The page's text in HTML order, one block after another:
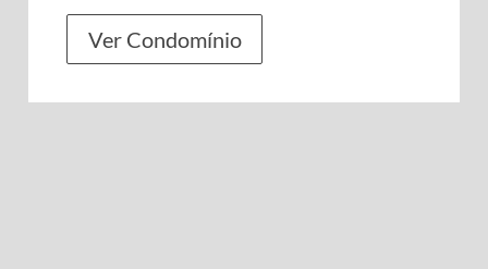
Ver Condomínio